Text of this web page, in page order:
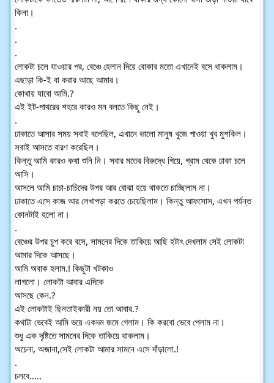
কিনা।
.
.
.
লোকটা চলে যাওয়ার পর, বেঞ্চে হেলান দিয়ে বোকার মতো এখানেই বসে থাকলাম।
এছাড়া কি-ই বা করার আছে আমার।
কোথায় যাবো আমি.?
এই ইট-পাথরের শহরে কারও মন বলতে কিছু নেই।
.
ঢাকাতে আসার সময় সবাই বলেছিল, এখানে ভালো মানুষ খুজে পাওয়া খুব মুশকিল।
সবাই আসতে বারণ করেছিল।
কিন্তু আমি কারও কথা শুনি নি। সবার মতের বিরুদ্ধে গিয়ে, গ্রাম থেকে ঢাকা চলে
আসি।
আসলে আমি চাচা-চাচিদের উপর আর বোঝা হয়ে থাকতে চাচ্ছিলাম না।
ঢাকাতে এসে কাজ আর লেখাপড়া করতে চেয়েছিলাম। কিন্তু আফসোস, এখন পর্যন্ত
কোনটাই হলো না।
.
বেঞ্চের উপর চুপ করে বসে, সামনের দিকে তাকিয়ে আছি হটাৎ দেখলাম সেই লোকটা
আমার দিকে আসছে।
আমি অবাক হলাম.! কিছুটা খটকাও
লাগলো। লোকটা আবার এদিকে
আসছে কেন.?
এই লোকটাই ছিনতাইকারী নয় তো আবার.?
কথাটা ভেবেই আমি ভয়ে একদম জমে গেলাম। কি করবো ভেবে পেলাম না।
শুধু এক দৃষ্টিতে সামনের দিকে তাকিয়ে থাকলাম।
অচেনা, অজানা,সেই লোকটা আমার সামনে এসে দাঁড়ালো.!
.
চলবে.....